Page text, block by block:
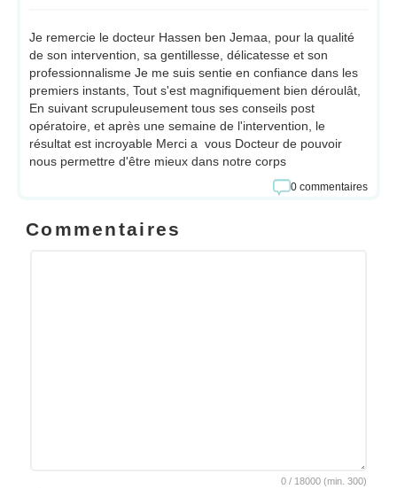
Je remercie le docteur Hassen ben Jemaa, pour la qualité
de son intervention, sa gentillesse, délicatesse et son
professionnalisme Je me suis sentie en confiance dans les
premiers instants, Tout s'est magnifiquement bien déroulât,
En suivant scrupuleusement tous ses conseils post
opératoire, et après une semaine de l'intervention, le
résultat est incroyable Merci a vous Docteur de pouvoir
nous permettre d'être mieux dans notre corps
0 commentaires
Commentaires
0 / 18000 (min. 300)